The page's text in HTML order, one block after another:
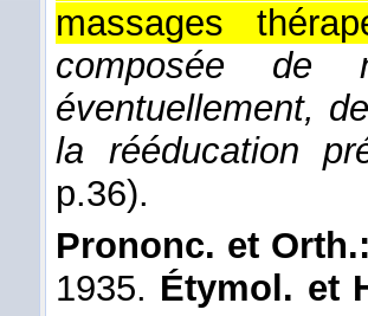
massages
composée de
éventuellement,
la rééducation
p.36).
Prononc. et
1935. Étymol. et